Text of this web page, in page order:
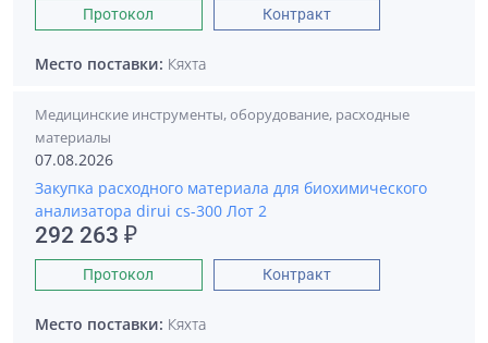
Протокол Контракт
Место поставки: Кяхта
Медицинские инструменты, оборудование, расходные
материалы
07.08.2026
Закупка расходного материала для биохимического
анализатора dirui cs-300 Лот 2
292 263 ₽
Протокол Контракт
Место поставки: Кяхта